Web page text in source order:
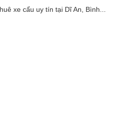
xe cẩu uy tín tại Dĩ An, Bình...